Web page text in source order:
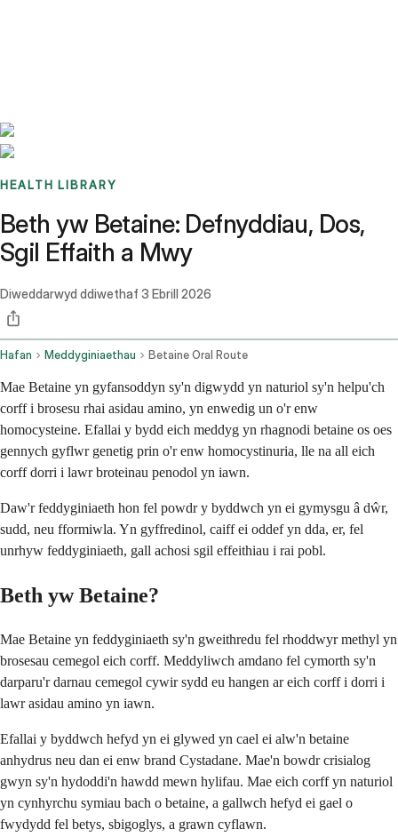
HEALTH LIBRARY
Beth yw Betaine: Defnyddiau, Dos,
Sgil Effaith a Mwy
Diweddarwyd ddiwethaf 3 Ebrill 2026
Hafan Meddyginiaethau Betaine Oral Route
Mae Betaine yn gyfansoddyn sy'n digwydd yn naturiol sy'n helpu'ch
corff i brosesu rhai asidau amino, yn enwedig un o'r enw
homocysteine. Efallai y bydd eich meddyg yn rhagnodi betaine os oes
gennych gyflwr genetig prin o'r enw homocystinuria, lle na all eich
corff dorri i lawr broteinau penodol yn iawn.
Daw'r feddyginiaeth hon fel powdr y byddwch yn ei gymysgu â dŵr,
sudd, neu fformiwla. Yn gyffredinol, caiff ei oddef yn dda, er, fel
unrhyw feddyginiaeth, gall achosi sgil effeithiau i rai pobl.
Beth yw Betaine?
Mae Betaine yn feddyginiaeth sy'n gweithredu fel rhoddwyr methyl yn
brosesau cemegol eich corff. Meddyliwch amdano fel cymorth sy'n
darparu'r darnau cemegol cywir sydd eu hangen ar eich corff i dorri i
lawr asidau amino yn iawn.
Efallai y byddwch hefyd yn ei glywed yn cael ei alw'n betaine
anhydrus neu dan ei enw brand Cystadane. Mae'n bowdr crisialog
gwyn sy'n hydoddi'n hawdd mewn hylifau. Mae eich corff yn naturiol
yn cynhyrchu symiau bach o betaine, a gallwch hefyd ei gael o
fwydydd fel betys, sbigoglys, a grawn cyflawn.